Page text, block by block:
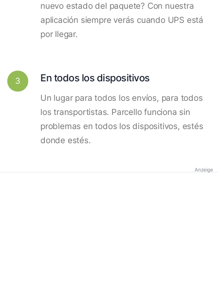
nuevo estado del paquete? Con nuestra
aplicación siempre verás cuando UPS está
por llegar.
3 En todos los dispositivos
Un lugar para todos los envíos, para todos
los transportistas. Parcello funciona sin
problemas en todos los dispositivos, estés
donde estés.
Anzeige